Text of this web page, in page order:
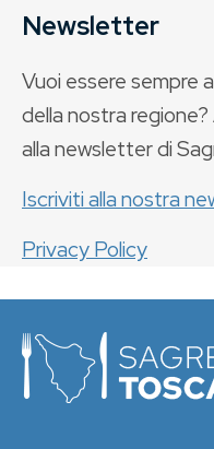
Newsletter
Vuoi essere sempre
della nostra
alla newsletter di
Iscriviti alla nostra
Privacy Policy